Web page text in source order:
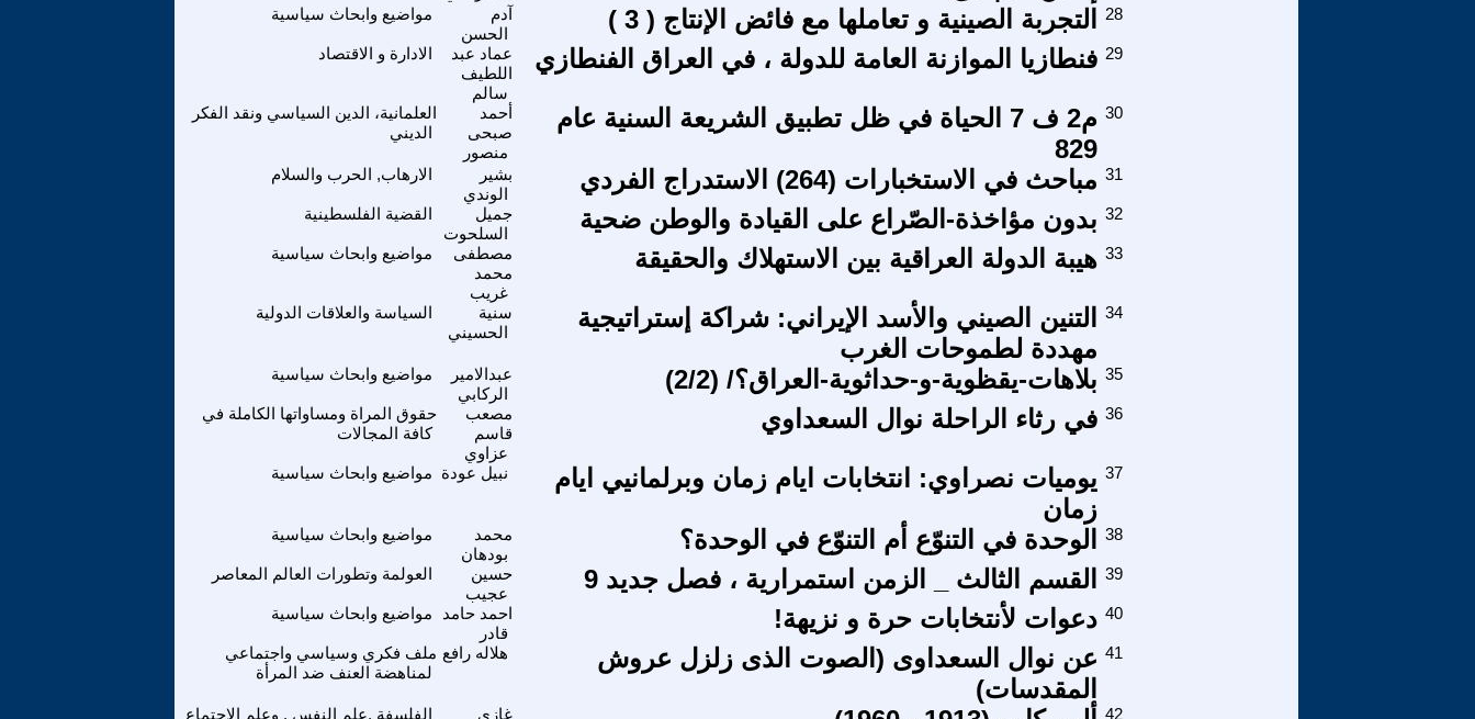
مواضيع وابحاث سياسية
آدم
الحسن
التجربة الصينية و تعاملها مع فائض الإنتاج ( 3 ) 28
الادارة و الاقتصاد
عماد عبد
اللطيف
سالم
فنطازيا الموازنة العامة للدولة ، في العراق الفنطازي 29
العلمانية، الدين السياسي ونقد الفكر
الديني
أحمد
صبحى
منصور
م2 ف 7 الحياة في ظل تطبيق الشريعة السنية عام
829
30
الارهاب, الحرب والسلام
بشير
الوندي
مباحث في الاستخبارات (264) الاستدراج الفردي 31
القضية الفلسطينية
جميل
السلحوت
بدون مؤاخذة-الصّراع على القيادة والوطن ضحية 32
مواضيع وابحاث سياسية
مصطفى
محمد
غريب
هيبة الدولة العراقية بين الاستهلاك والحقيقة 33
السياسة والعلاقات الدولية
سنية
الحسيني
التنين الصيني والأسد الإيراني: شراكة إستراتيجية
مهددة لطموحات الغرب
34
مواضيع وابحاث سياسية
عبدالامير
الركابي
بلاهات-يقظوية-و-حداثوية-العراق؟/ (2/2) 35
حقوق المراة ومساواتها الكاملة في
كافة المجالات
مصعب
قاسم
عزاوي
في رثاء الراحلة نوال السعداوي 36
مواضيع وابحاث سياسية نبيل عودة
يوميات نصراوي: انتخابات ايام زمان وبرلمانيي ايام
زمان
37
مواضيع وابحاث سياسية
محمد
بودهان
الوحدة في التنوّع أم التنوّع في الوحدة؟ 38
العولمة وتطورات العالم المعاصر
حسين
عجيب
القسم الثالث _ الزمن استمرارية ، فصل جديد 9 39
مواضيع وابحاث سياسية
احمد حامد
قادر
دعوات لأنتخابات حرة و نزيهة! 40
ملف فكري وسياسي واجتماعي
لمناهضة العنف ضد المرأة
هلالە رافع
عن نوال السعداوی (الصوت الذی زلزل عروش
المقدسات)
41
الفلسفة ,علم النفس , وعلم الاجتماع
غازي
42